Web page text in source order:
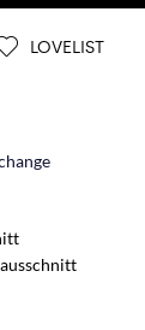
LOVELIST